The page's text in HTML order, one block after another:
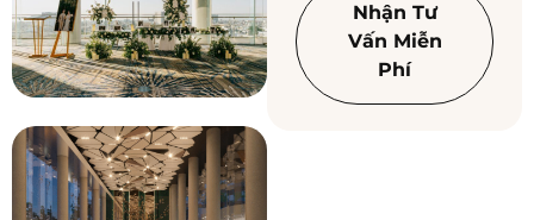
Nhận Tư
Vấn Miễn
Phí